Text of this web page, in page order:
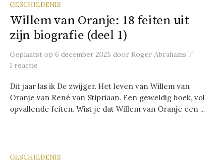
GESCHIEDENIS
Willem van Oranje: 18 feiten uit
zijn biografie (deel 1)
Geplaatst op 6 december 2025 door Roger Abrahams /
1 reactie
Dit jaar las ik De zwijger. Het leven van Willem van
Oranje van René van Stipriaan. Een geweldig boek, vol
opvallende feiten. Wist je dat Willem van Oranje een ...
GESCHIEDENIS